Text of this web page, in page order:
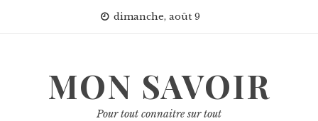
dimanche, août 9
MON SAVOIR
Pour tout connaitre sur tout